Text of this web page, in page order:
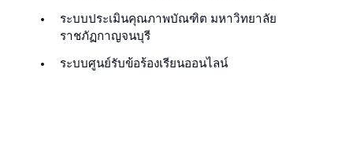
ระบบประเมินคุณภาพบัณฑิต มหาวิทยาลัย
ราชภัฏกาญจนบุรี
ระบบศูนย์รับข้อร้องเรียนออนไลน์